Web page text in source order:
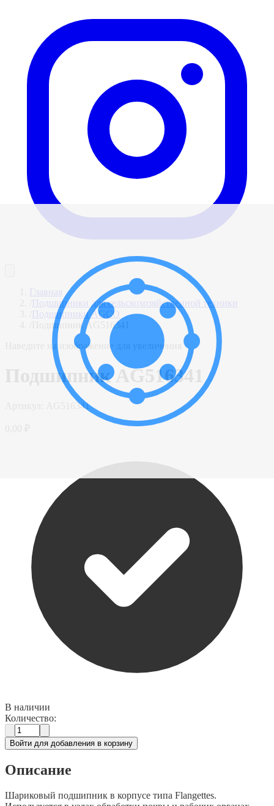
Главная
Подшипники для сельскохозяйственной техники
Подшипники AGCO
Подшипник AG516341
Наведите на изображение для увеличения
Подшипник AG516341
AG516341
В наличии
Количество:
Войти для добавления в корзину
Описание
Шариковый подшипник в корпусе типа Flangettes.